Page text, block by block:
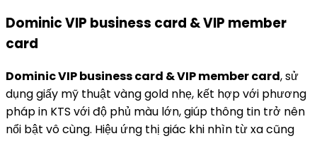
Dominic VIP business card & VIP member
card
Dominic VIP business card & VIP member card, sử
dụng giấy mỹ thuật vàng gold nhẹ, kết hợp với phương
pháp in KTS với độ phủ màu lớn, giúp thông tin trở nên
nổi bật vô cùng. Hiệu ứng thị giác khi nhìn từ xa cũng